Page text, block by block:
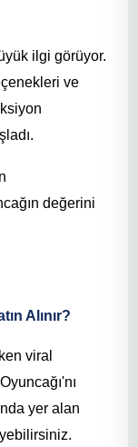
ilgi görüyor.
ve
değerini
Alınır?
viral
yer alan